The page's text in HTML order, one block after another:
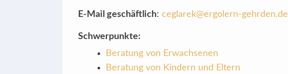
E-Mail geschäftlich: ceglarek@ergolern-gehrden.de
Schwerpunkte:
Beratung von Erwachsenen
Beratung von Kindern und Eltern